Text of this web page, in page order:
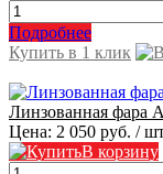
Подробнее
Купить в 1 клик
Линзованная фара
Цена: 2 050 руб. /
В корзину